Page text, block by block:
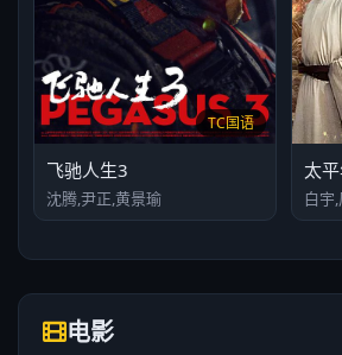
TC国语
飞驰人生3
沈腾,尹正,黄景瑜
太
白宇
电影